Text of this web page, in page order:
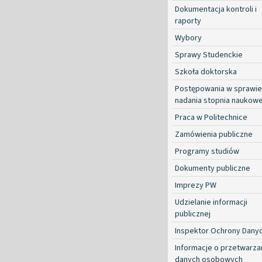
Dokumentacja kontroli i
raporty
Wybory
Sprawy Studenckie
Szkoła doktorska
Postępowania w sprawie
nadania stopnia
Praca w Politechnice
Zamówienia publiczne
Programy studiów
Dokumenty publiczne
Imprezy PW
Udzielanie informacji
publicznej
Inspektor Ochrony
Informacje o
danych osobowych